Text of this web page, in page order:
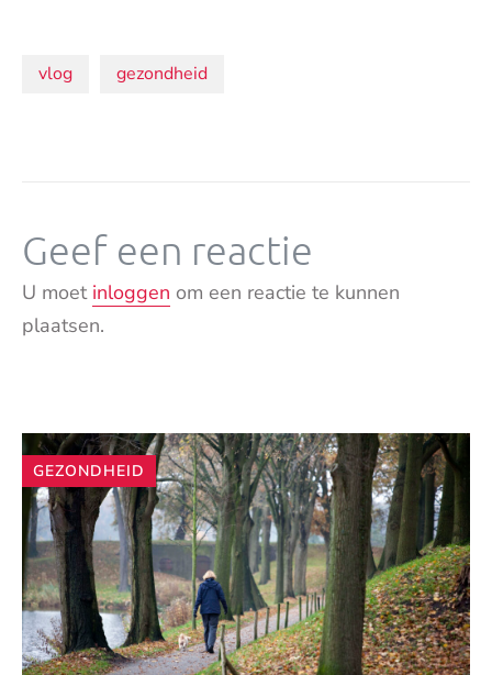
Onderwerpen:
vlog gezondheid
Geef een reactie
U moet inloggen om een reactie te kunnen
plaatsen.
Andere
artikelen
GEZONDHEID